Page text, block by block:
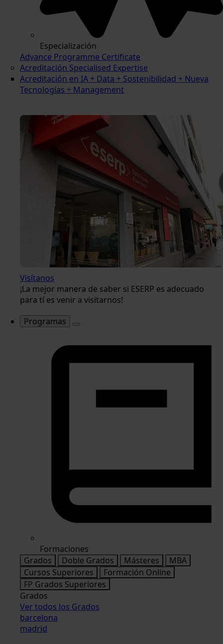
Especialización
Advance Programme Certificate
Acreditación Specialised Expertise
Acreditación en IA + Data + Sostenibilidad + Nueva
Tecnologías + Management
Visítanos
¡La mejor manera de saber si ESERP es adecuado
para tí es venir a visitarnos!
Programas
Formaciones
Grados
Doble Grados Másteres
MBA
Cursos Superiores
Formación Online
FP Grados Superiores
Grados
Ver todos los Grados
barcelona
madrid